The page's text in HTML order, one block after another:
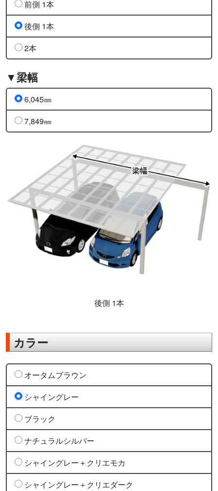
後側 1本
前側 1本
後側 1本
2本
▼梁幅
6,045㎜
7,849㎜
カラー
オータムブラウン
シャイングレー
ブラック
ナチュラルシルバー
シャイングレー＋クリエモカ
シャイングレー＋クリエダーク